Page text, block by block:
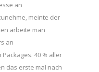
an
meinte der
arbeite man
an
40 % aller
das erste mal nach